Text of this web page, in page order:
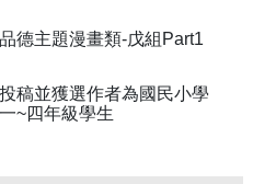
品德主題漫畫類-戊組Part1
投稿並獲選作者為國民小學
一~四年級學生